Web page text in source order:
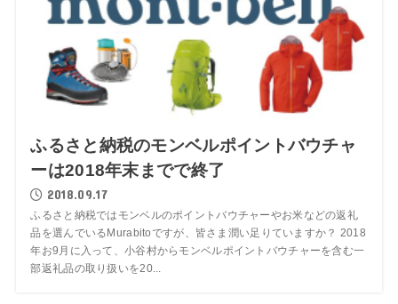
ふるさと納税のモンベルポイントバウチャ
ーは2018年末までで終了
2018.09.17
ふるさと納税ではモンベルのポイントバウチャーやお米などの返礼
品を選んでいるMurabitoですが、皆さま潤い足りていますか？ 2018
年お9月に入って、小谷村からモンベルポイントバウチャーを含む一
部返礼品の取り扱いを20...